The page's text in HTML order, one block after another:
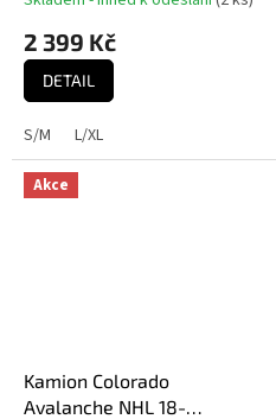
2 399 Kč
DETAIL
S/M L/XL
Akce
Kamion Colorado
Avalanche NHL 18-